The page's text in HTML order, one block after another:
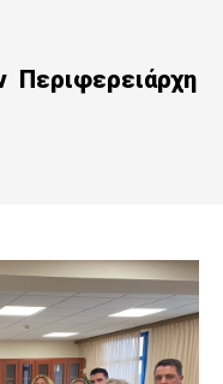
Περιφερειάρχη